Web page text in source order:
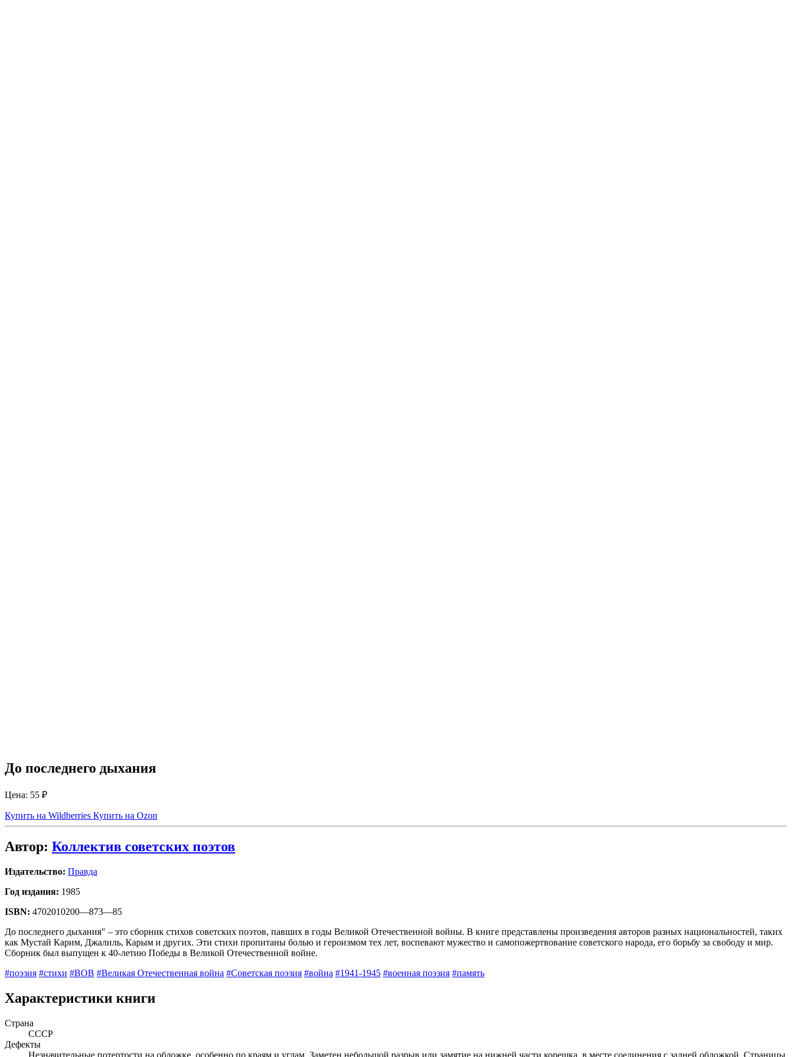
До последнего дыхания
Цена: 55 ₽
Купить на Wildberries Купить на Ozon
Автор: Коллектив советских поэтов
Издательство: Правда
Год издания: 1985
ISBN: 4702010200—873—85
До последнего дыхания" – это сборник стихов советских поэтов, павших в годы Великой Отечественной войны. В книге представлены произведения авторов разных национальностей, таких
как Мустай Карим, Джалиль, Карым и других. Эти стихи пропитаны болью и героизмом тех лет, воспевают мужество и самопожертвование советского народа, его борьбу за свободу и мир.
Сборник был выпущен к 40-летию Победы в Великой Отечественной войне.
#поэзия #стихи #ВОВ #Великая Отечественная война #Советская поэзия #война #1941-1945 #военная поэзия #память
Характеристики книги
Страна
СССР
Дефекты
Незначительные потертости на обложке, особенно по краям и углам. Заметен небольшой разрыв или замятие на нижней части корешка, в месте соединения с задней обложкой. Страницы